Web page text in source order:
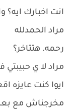
انت اخبارك ايه؟
مراد الحمدلله
رحمه. هتتاخر؟
مراد لا ي حبيبتي
ايوا كنت عايزه
مخرجناش مع